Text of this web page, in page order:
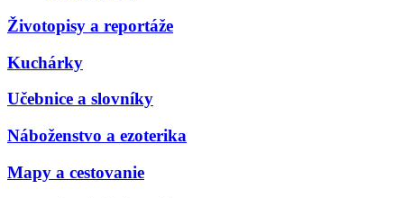
Životopisy a reportáže
Kuchárky
Učebnice a slovníky
Náboženstvo a ezoterika
Mapy a cestovanie